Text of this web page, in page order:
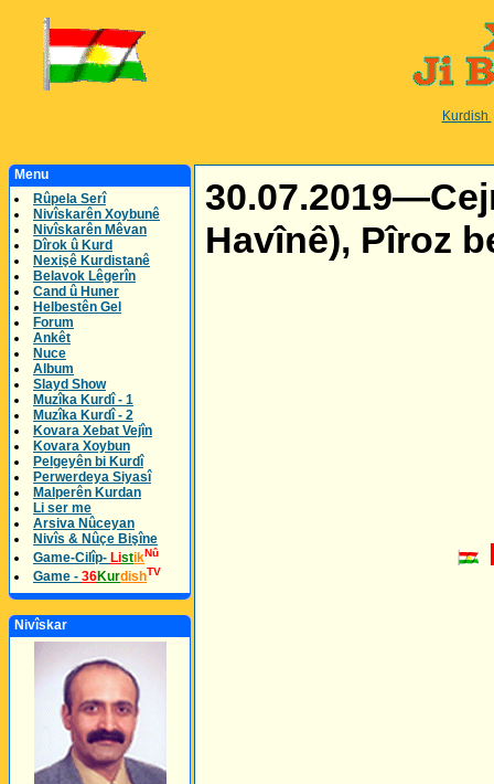
Kurdish
Menu
Rûpela Serî
Nivîskarên Xoybunê
Nivîskarên Mêvan
Dîrok û Kurd
Nexişê Kurdistanê
Belavok Lêgerîn
Cand û Huner
Helbestên Gel
Forum
Ankêt
Nuce
Album
Slayd Show
Muzîka Kurdî - 1
Muzîka Kurdî - 2
Kovara Xebat Vejîn
Kovara Xoybun
Pelgeyên bi Kurdî
Perwerdeya Siyasî
Malperên Kurdan
Li ser me
Arsiva Nûceyan
Nivîs & Nûçe Bişîne
Game-Cilîp- ListikNû
Game - 36KurdishTV
Nivîskar
Havînê), Pîroz